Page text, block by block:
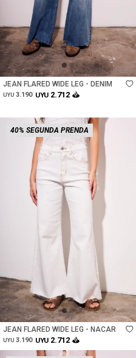
Talle
JEAN FLARED WIDE LEG - DENIM
UYU 3.190 UYU 2.712
40% SEGUNDA PRENDA
Talle
JEAN FLARED WIDE LEG - NACAR
UYU 3.190 UYU 2.712